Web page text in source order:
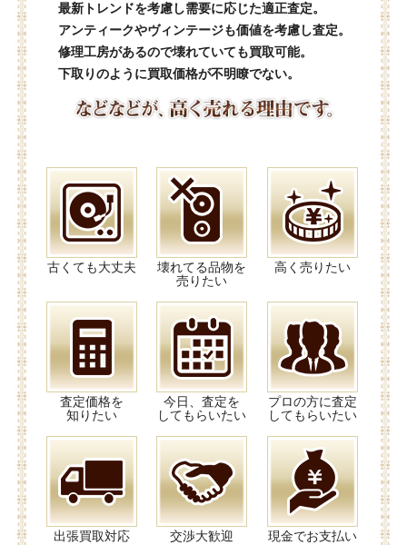
最新トレンドを考慮し需要に応じた適正査定。
アンティークやヴィンテージも価値を考慮し査定。
修理工房があるので壊れていても買取可能。
下取りのように買取価格が不明瞭でない。
古くても大丈夫
壊れてる品物を
売りたい
高く売りたい
査定価格を
知りたい
今日、査定を
してもらいたい
プロの方に査定
してもらいたい
出張買取対応 交渉大歓迎 現金でお支払い